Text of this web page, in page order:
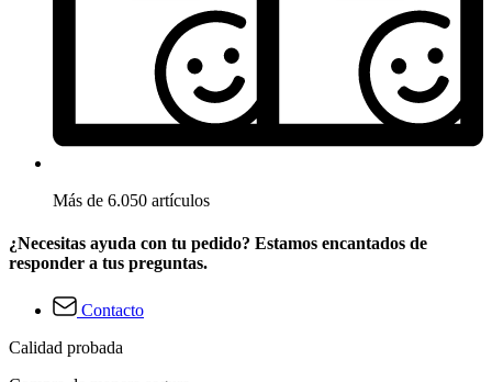
Más de 6.050 artículos
¿Necesitas ayuda con tu pedido? Estamos encantados de
responder a tus preguntas.
Contacto
Calidad probada